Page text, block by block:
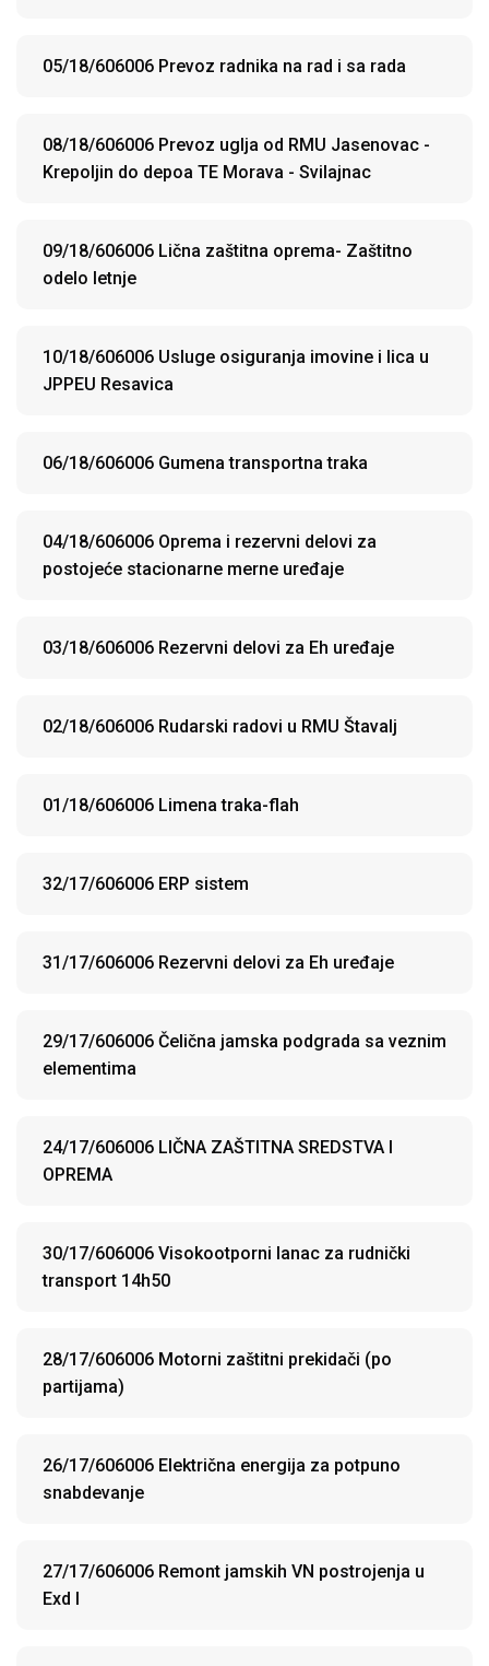
05/18/606006 Prevoz radnika na rad i sa rada
08/18/606006 Prevoz uglja od RMU Jasenovac -
Krepoljin do depoa TE Morava - Svilajnac
09/18/606006 Lična zaštitna oprema- Zaštitno
odelo letnje
10/18/606006 Usluge osiguranja imovine i lica u
JPPEU Resavica
06/18/606006 Gumena transportna traka
04/18/606006 Oprema i rezervni delovi za
postojeće stacionarne merne uređaje
03/18/606006 Rezervni delovi za Eh uređaje
02/18/606006 Rudarski radovi u RMU Štavalj
01/18/606006 Limena traka-flah
32/17/606006 ERP sistem
31/17/606006 Rezervni delovi za Eh uređaje
29/17/606006 Čelična jamska podgrada sa veznim
elementima
24/17/606006 LIČNA ZAŠTITNA SREDSTVA I
OPREMA
30/17/606006 Visokootporni lanac za rudnički
transport 14h50
28/17/606006 Motorni zaštitni prekidači (po
partijama)
26/17/606006 Električna energija za potpuno
snabdevanje
27/17/606006 Remont jamskih VN postrojenja u
Exd I